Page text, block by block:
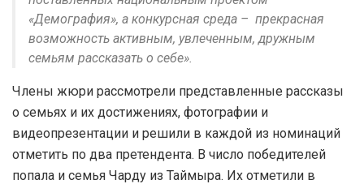
«Демография», а конкурсная среда – прекрасная
возможность активным, увлеченным, дружным
семьям рассказать о себе».
Члены жюри рассмотрели представленные рассказы
о семьях и их достижениях, фотографии и
видеопрезентации и решили в каждой из номинаций
отметить по два претендента. В число победителей
попала и семья Чарду из Таймыра. Их отметили в